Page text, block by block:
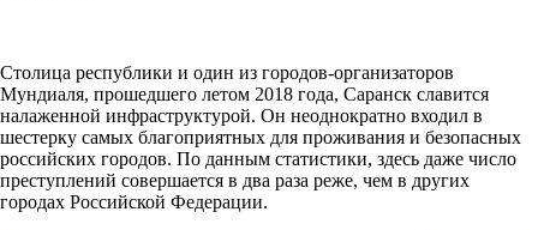
Столица республики и один из городов-организаторов
Мундиаля, прошедшего летом 2018 года, Саранск славится
налаженной инфраструктурой. Он неоднократно входил в
шестерку самых благоприятных для проживания и безопасных
российских городов. По данным статистики, здесь даже число
преступлений совершается в два раза реже, чем в других
городах Российской Федерации.